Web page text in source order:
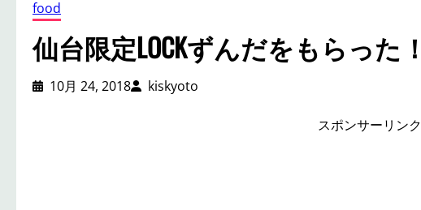
food
仙台限定LOCKずんだをもらった！
10月 24, 2018 kiskyoto
スポンサーリンク